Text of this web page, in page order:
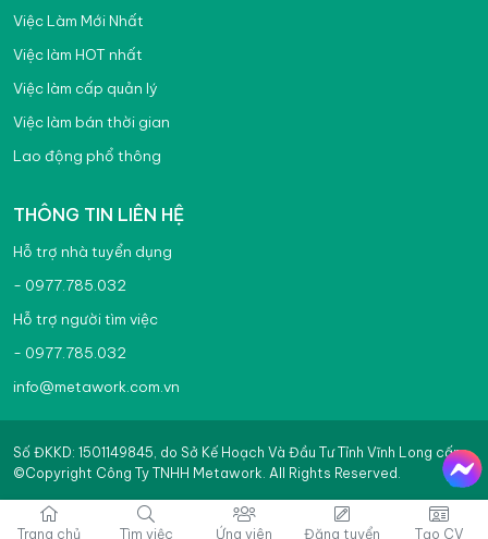
Việc Làm Mới Nhất
Việc làm HOT nhất
Việc làm cấp quản lý
Việc làm bán thời gian
Lao động phổ thông
THÔNG TIN LIÊN HỆ
Hỗ trợ nhà tuyển dụng
- 0977.785.032
Hỗ trợ người tìm việc
- 0977.785.032
info@metawork.com.vn
Số ĐKKD: 1501149845, do Sở Kế Hoạch Và Đầu Tư Tỉnh Vĩnh Long cấp
©Copyright Công Ty TNHH Metawork. All Rights Reserved.
Trang chủ Tìm việc Ứng viên Đăng tuyển Tạo CV